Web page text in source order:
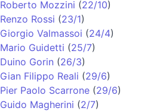
Roberto Mozzini (22/10)
Renzo Rossi (23/1)
Giorgio Valmassoi (24/4)
Mario Guidetti (25/7)
Duino Gorin (26/3)
Gian Filippo Reali (29/6)
Pier Paolo Scarrone(29/6)
Guido Magherini (2/7)